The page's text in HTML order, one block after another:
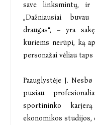
save linksmintų, ir
„Dažniausiai
draugas“, – yra
kuriems nerūpi, ką
personažai vėliau
Paauglystėje J.
pusiau
sportininko
ekonomikos studijos,